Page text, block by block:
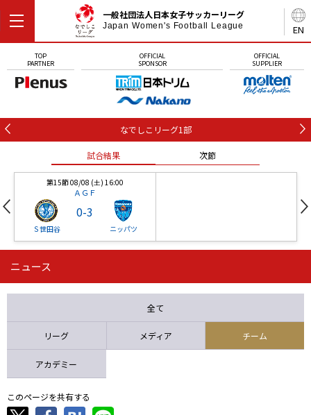
EN
一般社団法人日本女子サッカーリーグ
Japan Women's Football League
TOP
PARTNER
OFFICIAL
SPONSOR
OFFICIAL
SUPPLIER
なでしこリーグ1部
試合結果 次節
第15節 08/08 (土) 16:00
ＡＧＦ
Ｓ世田谷
0-3
ニッパツ
第16節 09/05 (土) 15:00
ニッパツ 石人の星
ニュース
全て
リーグ メディア チーム
アカデミー
このページを共有する